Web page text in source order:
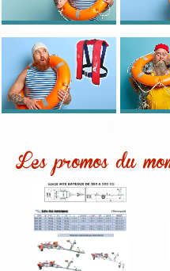
Les promos du